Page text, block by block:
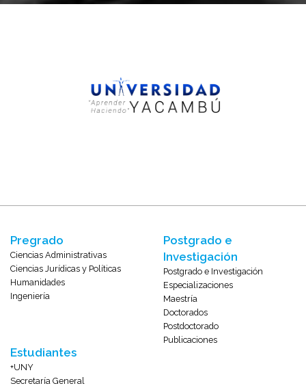
Pregrado
Ciencias Administrativas
Ciencias Jurídicas y Políticas
Humanidades
Ingeniería
Estudiantes
+UNY
Secretaría General
Postgrado e
Investigación
Postgrado e Investigación
Especializaciones
Maestría
Doctorados
Postdoctorado
Publicaciones